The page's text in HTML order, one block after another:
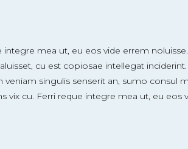
integre mea ut, eu eos vide errem
cu est copiosae intellegat
veniam singulis senserit an, sumo consul
vix cu. Ferri reque integre mea ut, eu eos